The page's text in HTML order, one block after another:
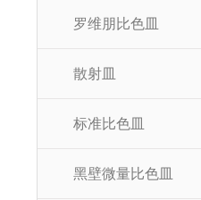
罗维朋比色皿
散射皿
标准比色皿
黑壁微量比色皿